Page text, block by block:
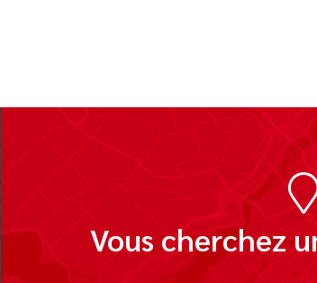
Vous cherchez